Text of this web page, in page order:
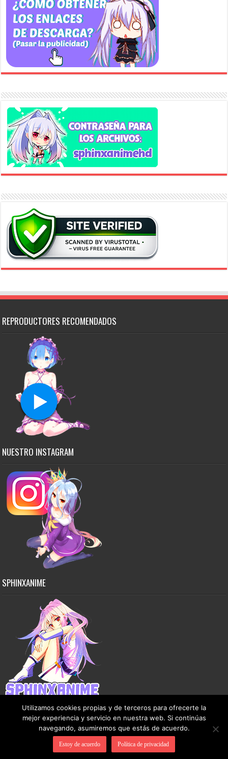
REPRODUCTORES RECOMENDADOS
NUESTRO INSTAGRAM
SPHINXANIME
Copyright © 2015-2026 SphinxAnime - Este sitio no almacena ningún archivo en sus
servidores, solo comparte contenido de dominio público de manera gratuita.
Utilizamos cookies propias y de terceros para ofrecerte la
mejor experiencia y servicio en nuestra web. Si continúas
navegando, asumiremos que estás de acuerdo.
Estoy de acuerdo Política de privacidad